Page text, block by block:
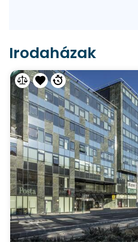
Irodaházak